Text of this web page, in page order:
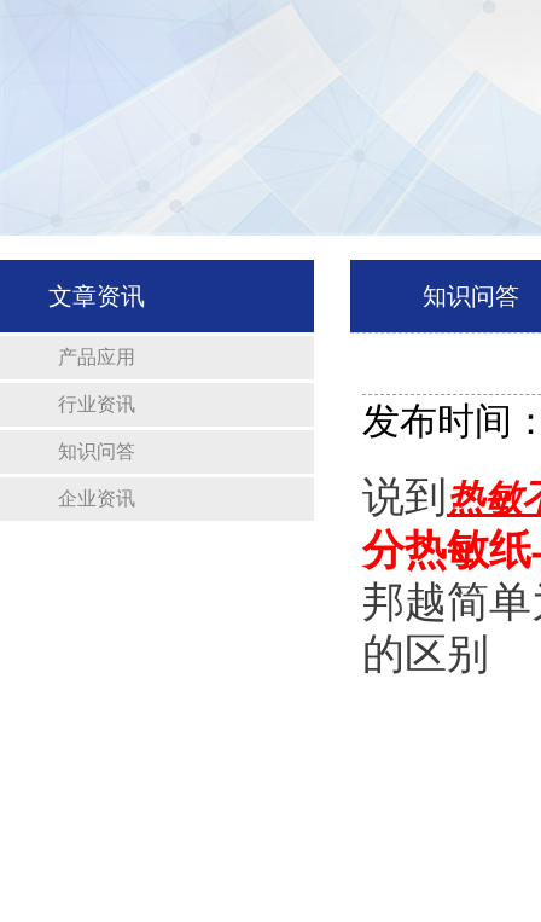
文章资讯
产品应用
行业资讯
知识问答
企业资讯
知识问答
发布时间
说到 热敏
分热敏
邦越简
的区别